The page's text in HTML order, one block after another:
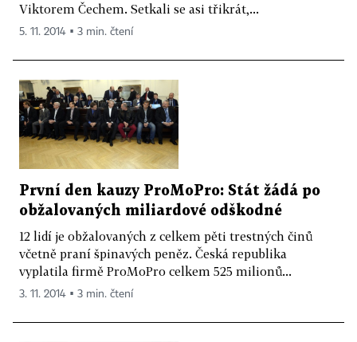
Viktorem Čechem. Setkali se asi třikrát,...
5. 11. 2014 ▪ 3 min. čtení
První den kauzy ProMoPro: Stát žádá po
obžalovaných miliardové odškodné
12 lidí je obžalovaných z celkem pěti trestných činů
včetně praní špinavých peněz. Česká republika
vyplatila firmě ProMoPro celkem 525 milionů...
3. 11. 2014 ▪ 3 min. čtení